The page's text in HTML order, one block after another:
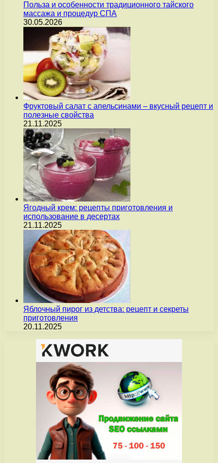
Польза и особенности традиционного тайского
массажа и процедур СПА
30.05.2026
Фруктовый салат с апельсинами – вкусный рецепт и
полезные свойства
21.11.2025
Ягодный крем: рецепты приготовления и
использование в десертах
21.11.2025
Яблочный пирог из детства: рецепт и секреты
приготовления
20.11.2025